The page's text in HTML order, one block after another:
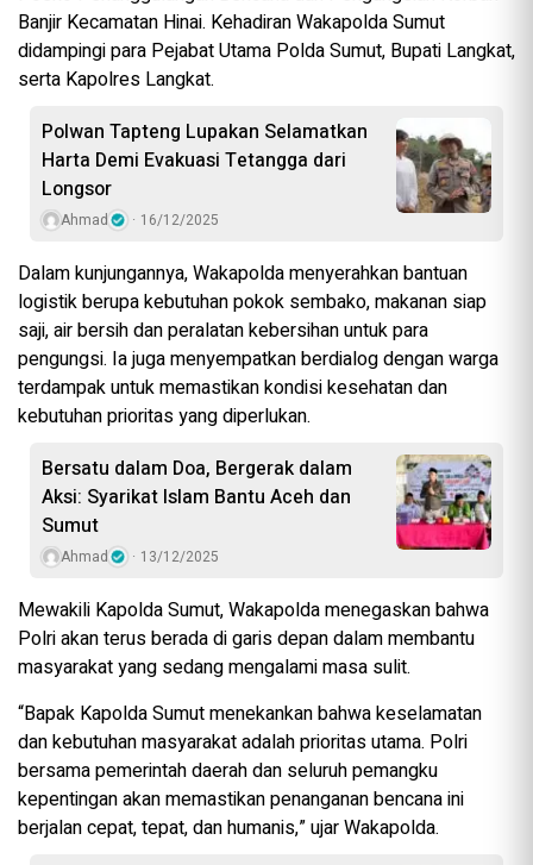
Banjir Kecamatan Hinai. Kehadiran Wakapolda Sumut
didampingi para Pejabat Utama Polda Sumut, Bupati Langkat,
serta Kapolres Langkat.
Polwan Tapteng Lupakan Selamatkan
Harta Demi Evakuasi Tetangga dari
Longsor
Ahmad 16/12/2025
Dalam kunjungannya, Wakapolda menyerahkan bantuan
logistik berupa kebutuhan pokok sembako, makanan siap
saji, air bersih dan peralatan kebersihan untuk para
pengungsi. Ia juga menyempatkan berdialog dengan warga
terdampak untuk memastikan kondisi kesehatan dan
kebutuhan prioritas yang diperlukan.
Bersatu dalam Doa, Bergerak dalam
Aksi: Syarikat Islam Bantu Aceh dan
Sumut
Ahmad 13/12/2025
Mewakili Kapolda Sumut, Wakapolda menegaskan bahwa
Polri akan terus berada di garis depan dalam membantu
masyarakat yang sedang mengalami masa sulit.
“Bapak Kapolda Sumut menekankan bahwa keselamatan
dan kebutuhan masyarakat adalah prioritas utama. Polri
bersama pemerintah daerah dan seluruh pemangku
kepentingan akan memastikan penanganan bencana ini
berjalan cepat, tepat, dan humanis,” ujar Wakapolda.